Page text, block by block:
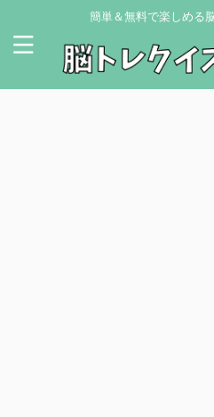
簡単＆無料で楽しめる